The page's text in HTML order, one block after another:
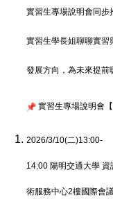
實習生專場說明會同步
實習生學長姐聊聊實習
發展方向，為未來提前
實習生專場說明會
2026/3/10(二)13:00-
14:00 陽明交通大學 資
術服務中心2樓國際會